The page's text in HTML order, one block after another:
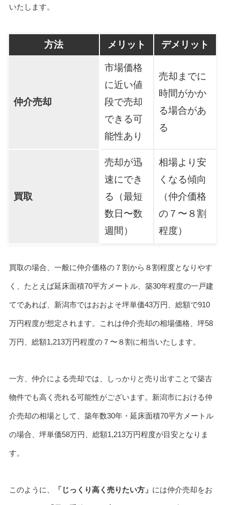
いたします。
方法 メリット デメリット
仲介売却
市場価格
に近い値
段で売却
できる可
能性あり
売却までに
時間がかか
る場合があ
る
買取
売却が迅
速にでき
る（最短
数日〜数
週間）
相場より安
くなる傾向
（仲介価格
の７〜８割
程度）
買取の場合、一般に仲介価格の７割から８割程度となりやす
く、たとえば延床面積70平方メートル、築30年程度の一戸建
てであれば、新潟市ではおおよそ坪単価43万円、総額で910
万円程度が想定されます。これは仲介売却の相場価格、坪58
万円、総額1,213万円程度の７〜８割に相当いたします。
一方、仲介による売却では、しっかりと売り出すことで築古
物件でも高く売れる可能性がございます。新潟市における仲
介売却の相場として、築年数30年・延床面積70平方メートル
の場合、坪単価58万円、総額1,213万円程度が目安となりま
す。
このように、 「じっくり高く売りたい方」 には仲介売却をお